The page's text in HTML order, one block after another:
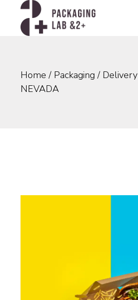
content
Home Packaging Delivery
NEVADA